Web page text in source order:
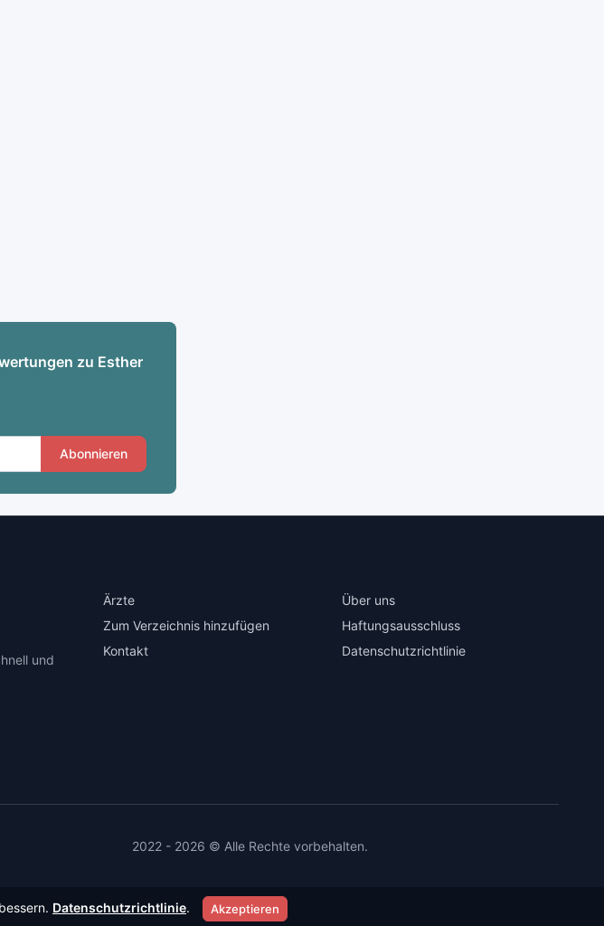
zu Esther
Abonnieren
und
Ärzte
Zum Verzeichnis hinzufügen
Kontakt
Über uns
Haftungsausschluss
Datenschutzrichtlinie
2022 - 2026 © Alle Rechte vorbehalten.
Datenschutzrichtlinie. Akzeptieren